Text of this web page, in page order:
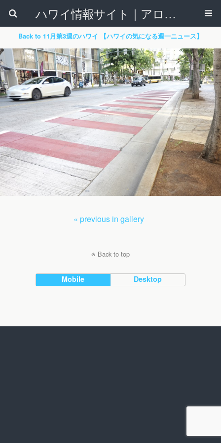
ハワイ情報サイト｜アロハタウンネット
Back to 11月第3週のハワイ 【ハワイの気になる週一ニュース】
« previous in gallery
Back to top
Mobile Desktop